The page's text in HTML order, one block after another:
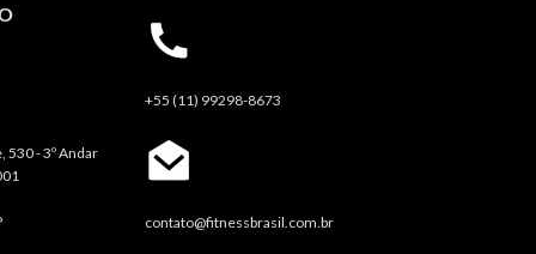
530 - 3º Andar
+55 (11) 99298-8673
contato@fitnessbrasil.com.br